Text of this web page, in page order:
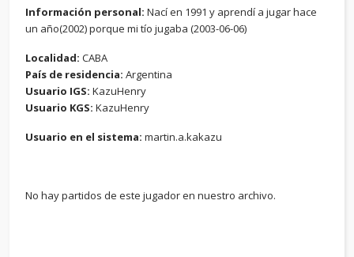
Información personal: Nací en 1991 y aprendí a jugar hace
un año(2002) porque mi tío jugaba (2003-06-06)
Localidad: CABA
País de residencia: Argentina
Usuario IGS: KazuHenry
Usuario KGS: KazuHenry
Usuario en el sistema: martin.a.kakazu
No hay partidos de este jugador en nuestro archivo.